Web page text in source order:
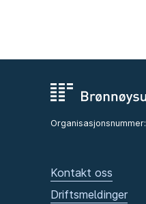
Organisasjonsnummer:
Kontakt oss
Driftsmeldinger